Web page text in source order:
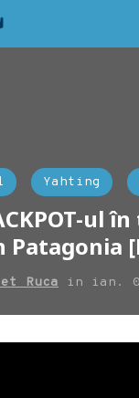
Yahting
ul
Patagonia
Ruca in ian.